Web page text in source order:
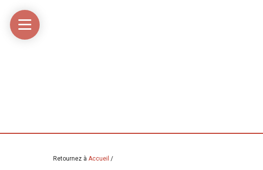
Accueil
Média
libre
Linkinaz
Katomi
compte
Twitter
@Ortegeek
compte
Flickr
Retournez à Accueil /